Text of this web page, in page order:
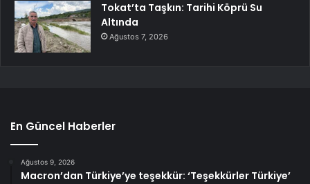
Tokat’ta Taşkın: Tarihi Köprü Su
Altında
Ağustos 7, 2026
En Güncel Haberler
Ağustos 9, 2026
Macron’dan Türkiye’ye teşekkür: ‘Teşekkürler Türkiye’